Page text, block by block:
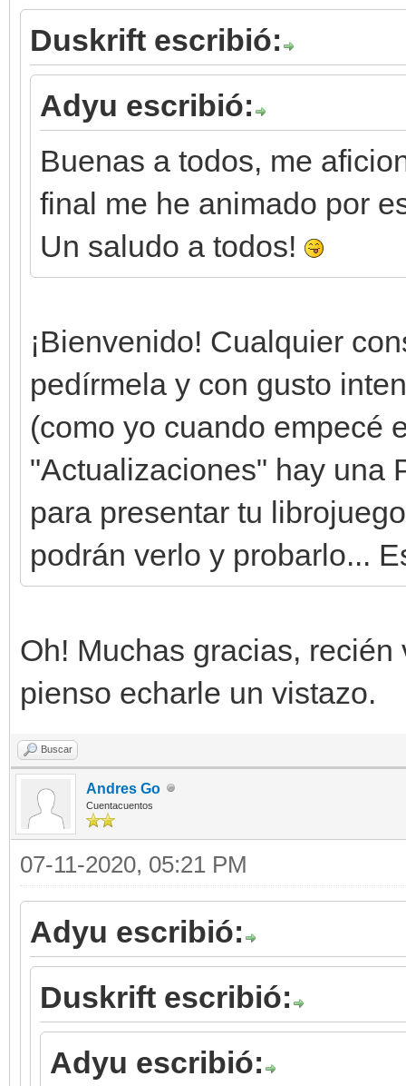
Duskrift escribió:
Adyu escribió:
Buenas a todos, me
final me he animado por
Un saludo a todos!
¡Bienvenido! Cualquier
pedírmela y con gusto
(como yo cuando empecé
"Actualizaciones" hay una
para presentar tu
podrán verlo y probarlo...
Oh! Muchas gracias,
pienso echarle un vistazo.
Buscar
Andres Go
Cuentacuentos
07-11-2020, 05:21 PM
Adyu escribió:
Duskrift escribió:
Adyu escribió: